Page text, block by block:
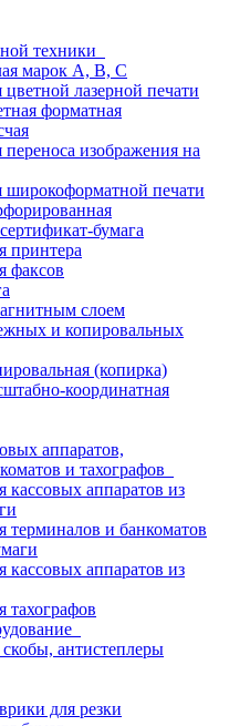
техники
марок А, В, С
цветной лазерной печати
форматная
переноса изображения на
широкоформатной печати
бумага
принтера
факсов
слоем
и копировальных
(копирка)
координатная
аппаратов,
и тахографов
кассовых аппаратов из
терминалов и банкоматов
кассовых аппаратов из
тахографов
антистеплеры
для резки